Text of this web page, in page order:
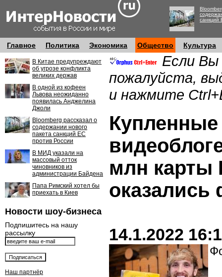
санкций
Главное Политика Экономика Общество Культура
В Китае предупреждают
об угрозе конфликта
великих держав
В одной из кофеен
Львова неожиданно
появилась Анджелина
Джоли
Bloomberg рассказал о
содержании нового
пакета санкций ЕС
против России
В МИД указали на
массовый отток
чиновников из
администрации Байдена
Папа Римский хотел бы
приехать в Киев
Новости шоу-бизнеса
Подпишитесь на нашу
рассылку
Наш партнёр
Если Вы
пожалуйста,
и нажмите
Купленные
млн карты
14.1.2022